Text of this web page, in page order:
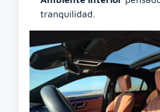
tranquilidad.